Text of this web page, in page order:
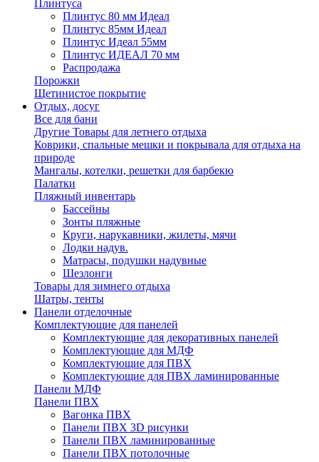
Плинтуса
Плинтус 80 мм Идеал
Плинтус 85мм Идеал
Плинтус Идеал 55мм
Плинтус ИДЕАЛ 70 мм
Распродажа
Порожки
Щетинистое покрытие
Отдых, досуг
Все для бани
Другие Товары для летнего отдыха
Коврики, спальные мешки и покрывала для отдыха на
природе
Мангалы, котелки, решетки для барбекю
Палатки
Пляжный инвентарь
Бассейны
Зонты пляжные
Круги, нарукавники, жилеты, мячи
Лодки надув.
Матрасы, подушки надувные
Шезлонги
Товары для зимнего отдыха
Шатры, тенты
Панели отделочные
Комплектующие для панелей
Комплектующие для декоративных панелей
Комплектующие для МДФ
Комплектующие для ПВХ
Комплектующие для ПВХ ламинированные
Панели МДФ
Панели ПВХ
Вагонка ПВХ
Панели ПВХ 3D рисунки
Панели ПВХ ламинированные
Панели ПВХ потолочные